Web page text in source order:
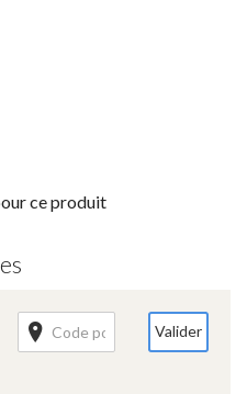
ce produit
Valider